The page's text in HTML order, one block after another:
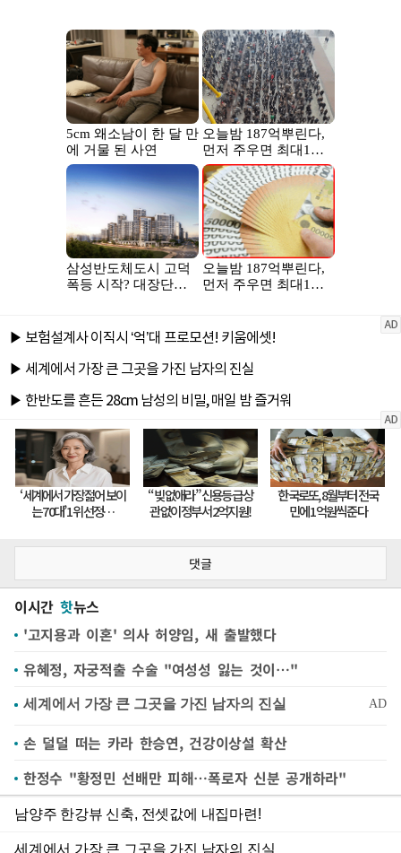
댓글
이시간 핫뉴스
'고지용과 이혼' 의사 허양임, 새 출발했다
유혜정, 자궁적출 수술 "여성성 잃는 것이…"
손 덜덜 떠는 카라 한승연, 건강이상설 확산
한정수 "황정민 선배만 피해…폭로자 신분 공개하라"